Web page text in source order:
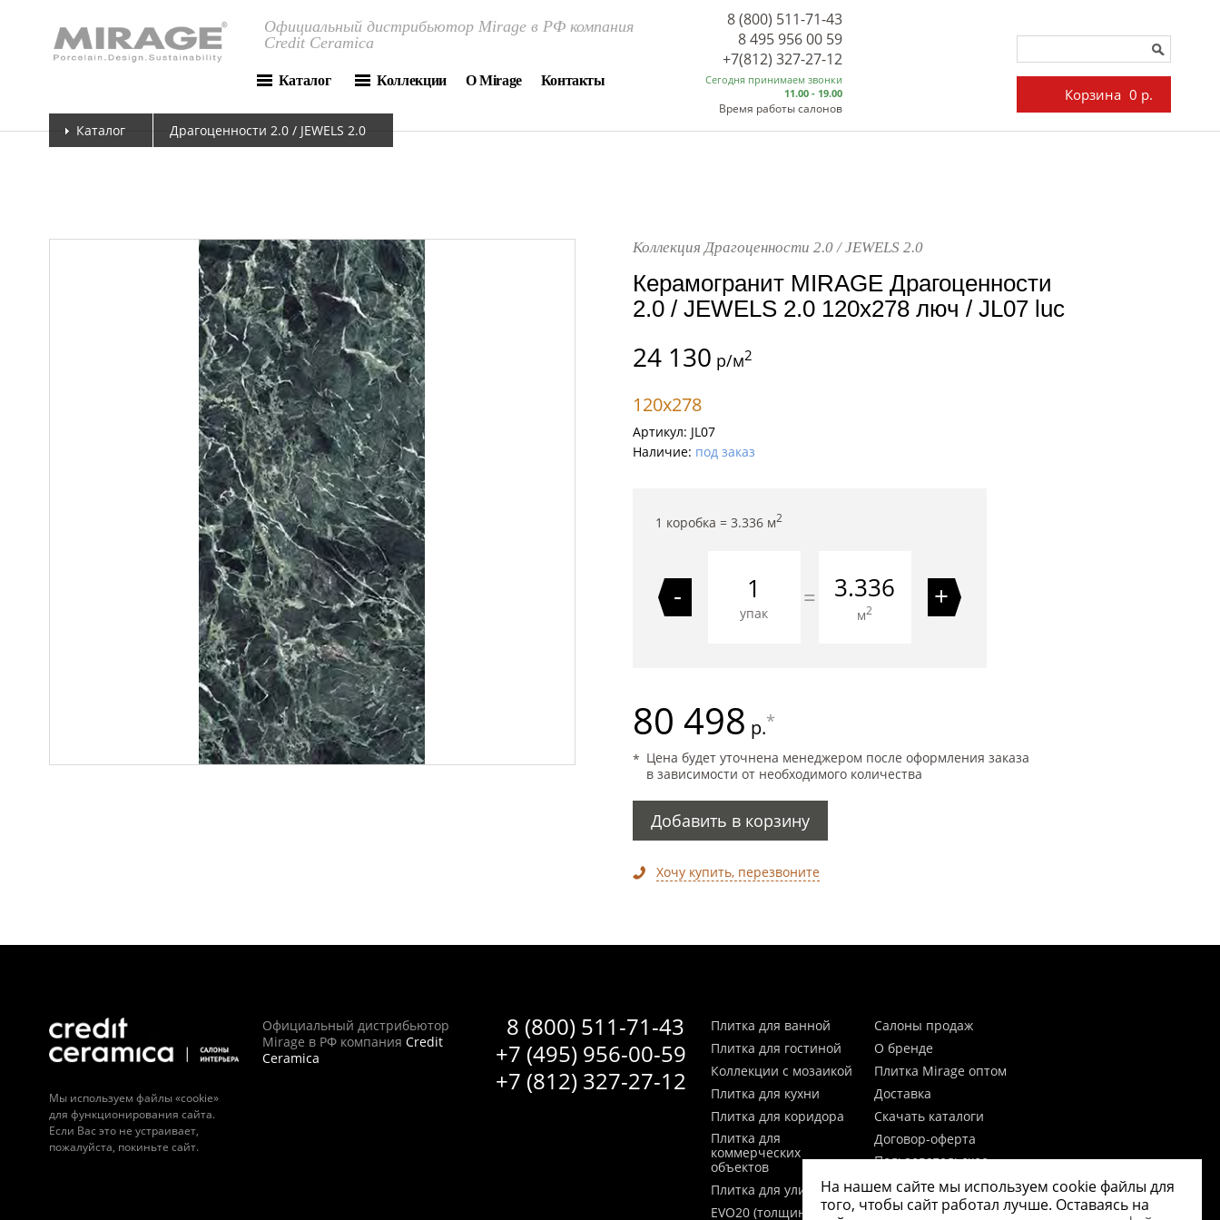
Официальный дистрибьютор Mirage в РФ компания
Credit Ceramica
Каталог Коллекции О Mirage Контакты
8 (800) 511-71-43
8 495 956 00 59
Сегодня принимаем звонки
11.00 - 19.00
Время работы салонов
+7(812) 327-27-12
Корзина 0 р.
Каталог Драгоценности 2.0 / JEWELS 2.0
Коллекция Драгоценности 2.0 / JEWELS 2.0
Керамогранит MIRAGE Драгоценности
2.0 / JEWELS 2.0 120x278 люч / JL07 luc
24 130 р/м2
120x278
Артикул: JL07
Наличие: под заказ
1 коробка = 3.336м2
-
упак
= 3.336
м2 +
80 498 р.*
Цена будет уточнена менеджером после оформления заказа
в зависимости от необходимого количества
Добавить в корзину
Хочу купить, перезвоните
Мы используем файлы «cookie»
для функционирования сайта.
Если Вас это не устраивает,
пожалуйста, покиньте сайт.
8 (800) 511-71-43
+7 (495) 956-00-59
+7 (812) 327-27-12
Официальный дистрибьютор
Mirage в РФ компания Credit
Ceramica
Плитка для ванной
Плитка для гостиной
Коллекции с мозаикой
Плитка для кухни
Плитка для коридора
Плитка для
коммерческих
объектов
Плитка для улицы
EVO20 (толщина 20мм)
Салоны продаж
О бренде
Плитка Mirage оптом
Доставка
Скачать каталоги
Договор-оферта
Пользовательское
Согласие на обработку
персональных данных
На нашем сайте мы используем cookie файлы для
того, чтобы сайт работал лучше. Оставаясь на